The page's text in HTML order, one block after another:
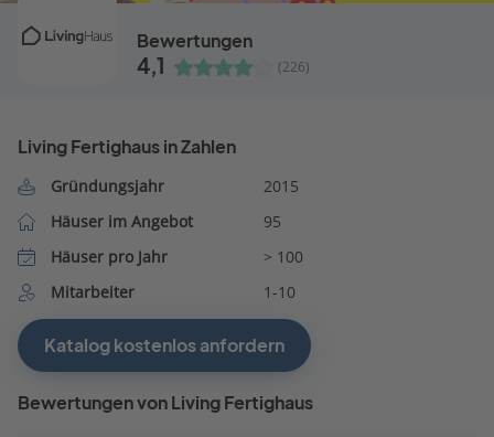
Bewertungen
4,1 (226)
Living Fertighaus in Zahlen
Gründungsjahr
2015
Häuser im Angebot
95
Häuser pro Jahr
> 100
Mitarbeiter
1-10
Katalog kostenlos anfordern
Bewertungen von Living Fertighaus